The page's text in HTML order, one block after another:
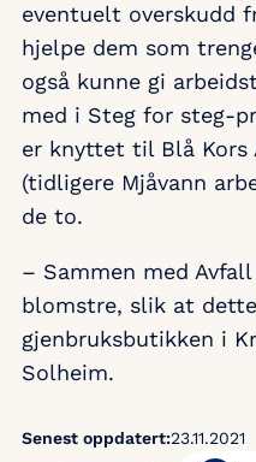
eventuelt overskudd
hjelpe dem som
også kunne gi
med i Steg for steg-
er knyttet til Blå Kors
(tidligere Mjåvann
de to.
– Sammen med
blomstre, slik at
gjenbruksbutikken i
Solheim.
Senest oppdatert:23.11.2021